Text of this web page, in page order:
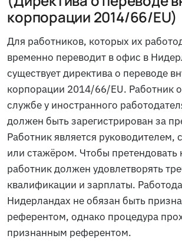
корпорации 2014/66/EU)
Для работников, которых их
временно переводит в офис в
существует директива о переводе
корпорации 2014/66/EU. Работник
службе у иностранного
должен быть зарегистрирован за
Работник является руководителем,
или стажёром. Чтобы претендовать
работник должен удовлетворять
квалификации и зарплаты.
Нидерландах не обязан быть
референтом, однако процедура
признанным референтом.